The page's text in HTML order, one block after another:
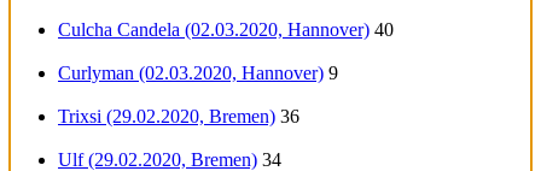
Culcha Candela (02.03.2020, Hannover) 40
Curlyman (02.03.2020, Hannover) 9
Trixsi (29.02.2020, Bremen) 36
Ulf (29.02.2020, Bremen) 34